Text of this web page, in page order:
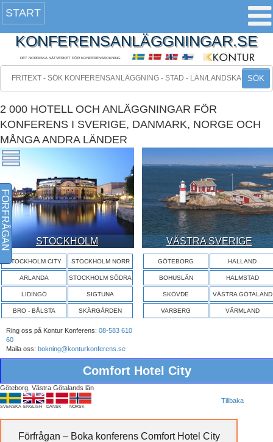
START
KONFERENSANLÄGGNINGAR.SE
DET NORDISKA NÄTVERKET FÖR KONFERENSBOKNING
SÖK
2 000 HOTELL OCH ANLÄGGNINGAR FÖR
KONFERENS I SVERIGE, DANMARK, NORGE OCH
MÅNGA ANDRA LÄNDER
STOCKHOLM
STOCKHOLM CITY STOCKHOLM NORR
ARLANDA STOCKHOLM SÖDRA
LIDINGÖ SIGTUNA
BRO - BÅLSTA SKÄRGÅRDEN
VÄSTRA SVERIGE
GÖTEBORG HALLAND
BOHUSLÄN HALMSTAD
SKÖVDE VÄSTRA GÖTALAND
VARBERG VÄRMLAND
Ring oss på Kontur Konferens: 08-583 610
60
Maila oss: bokning@konturkonferens.se
Comfort Hotel City
Göteborg, Västra Götalands län
SVENSKA ENGLISH DANSK NORSK
Tillbaka
FÖRFRÅGAN
Förfrågan – Boka konferens Comfort Hotel City